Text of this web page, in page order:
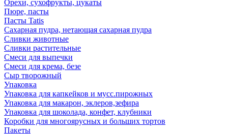
Орехи, сухофрукты, цукаты
Пюре, пасты
Пасты Tatis
Сахарная пудра, нетающая сахарная пудра
Сливки животные
Сливки растительные
Смеси для выпечки
Смеси для крема, безе
Сыр творожный
Упаковка
Упаковка для капкейков и мусс.пирожных
Упаковка для макарон, эклеров,зефира
Упаковка для шоколада, конфет, клубники
Коробки для многоярусных и больших тортов
Пакеты